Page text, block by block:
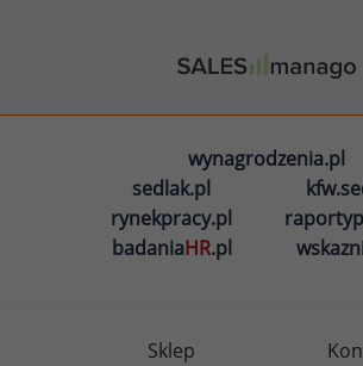
wynagrodzenia.pl
sedlak.pl
rynekpracy.pl
badaniaHR.pl
Sklep